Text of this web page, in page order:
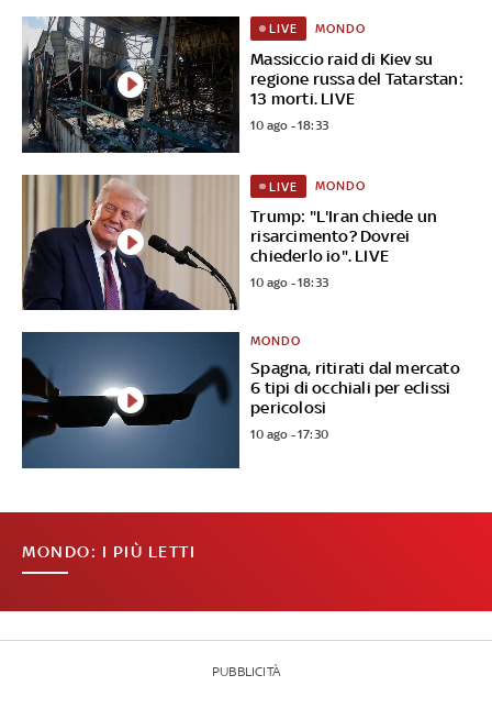
Massiccio raid di Kiev su
regione russa del Tatarstan:
13 morti. LIVE
LIVE MONDO
10 ago - 18:33
Trump: "L'Iran chiede un
risarcimento? Dovrei
chiederlo io". LIVE
LIVE MONDO
10 ago - 18:33
Spagna, ritirati dal mercato
6 tipi di occhiali per eclissi
pericolosi
MONDO
10 ago - 17:30
MONDO: I PIÙ LETTI
PUBBLICITÀ